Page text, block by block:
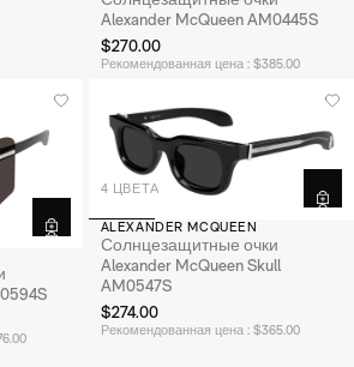
Alexander McQueen AM0445S
$270.00
Рекомендованная цена : $385.00
4 ЦВЕТА
ALEXANDER MCQUEEN
Солнцезащитные очки
Alexander McQueen Skull
AM0547S
$274.00
Рекомендованная цена : $365.00